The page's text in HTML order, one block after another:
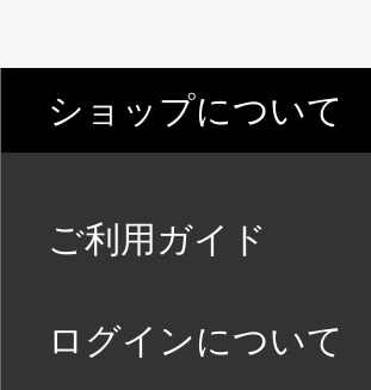
ショップについて
ご利用ガイド
ログインについて